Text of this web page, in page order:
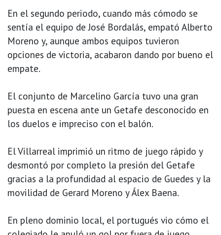
En el segundo periodo, cuando más cómodo se
sentía el equipo de José Bordalás, empató Alberto
Moreno y, aunque ambos equipos tuvieron
opciones de victoria, acabaron dando por bueno el
empate.
El conjunto de Marcelino García tuvo una gran
puesta en escena ante un Getafe desconocido en
los duelos e impreciso con el balón.
El Villarreal imprimió un ritmo de juego rápido y
desmontó por completo la presión del Getafe
gracias a la profundidad al espacio de Guedes y la
movilidad de Gerard Moreno y Álex Baena.
En pleno dominio local, el portugués vio cómo el